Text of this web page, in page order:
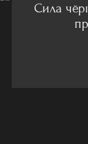
Сила